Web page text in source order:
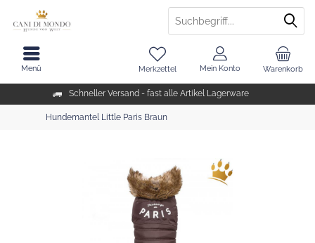
Schneller Versand - fast alle Artikel Lagerware
Warenkorb
Merkzettel Mein Konto
Menü
Hundemantel Little Paris Braun